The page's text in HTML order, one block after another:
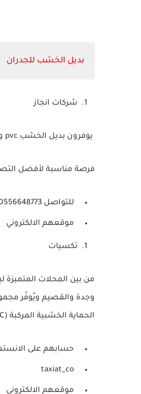
بديل الخشب للجدران
شركات انجاز
يوفرون بديل الخشب pvc و
فرصة مناسبة لأفضل
للتواصل 0556648773
موقعهم الالكتروني
تكسيات
من بين المحلات المتميزة
وجدة والقصيم ويُوفّر
الحماية الخشبية المركبة (WPC) بتصميمات وألوان متنوعة، ومجموعة واسعة من الخيارات.
حسابهم على
موقعهم الالكتروني